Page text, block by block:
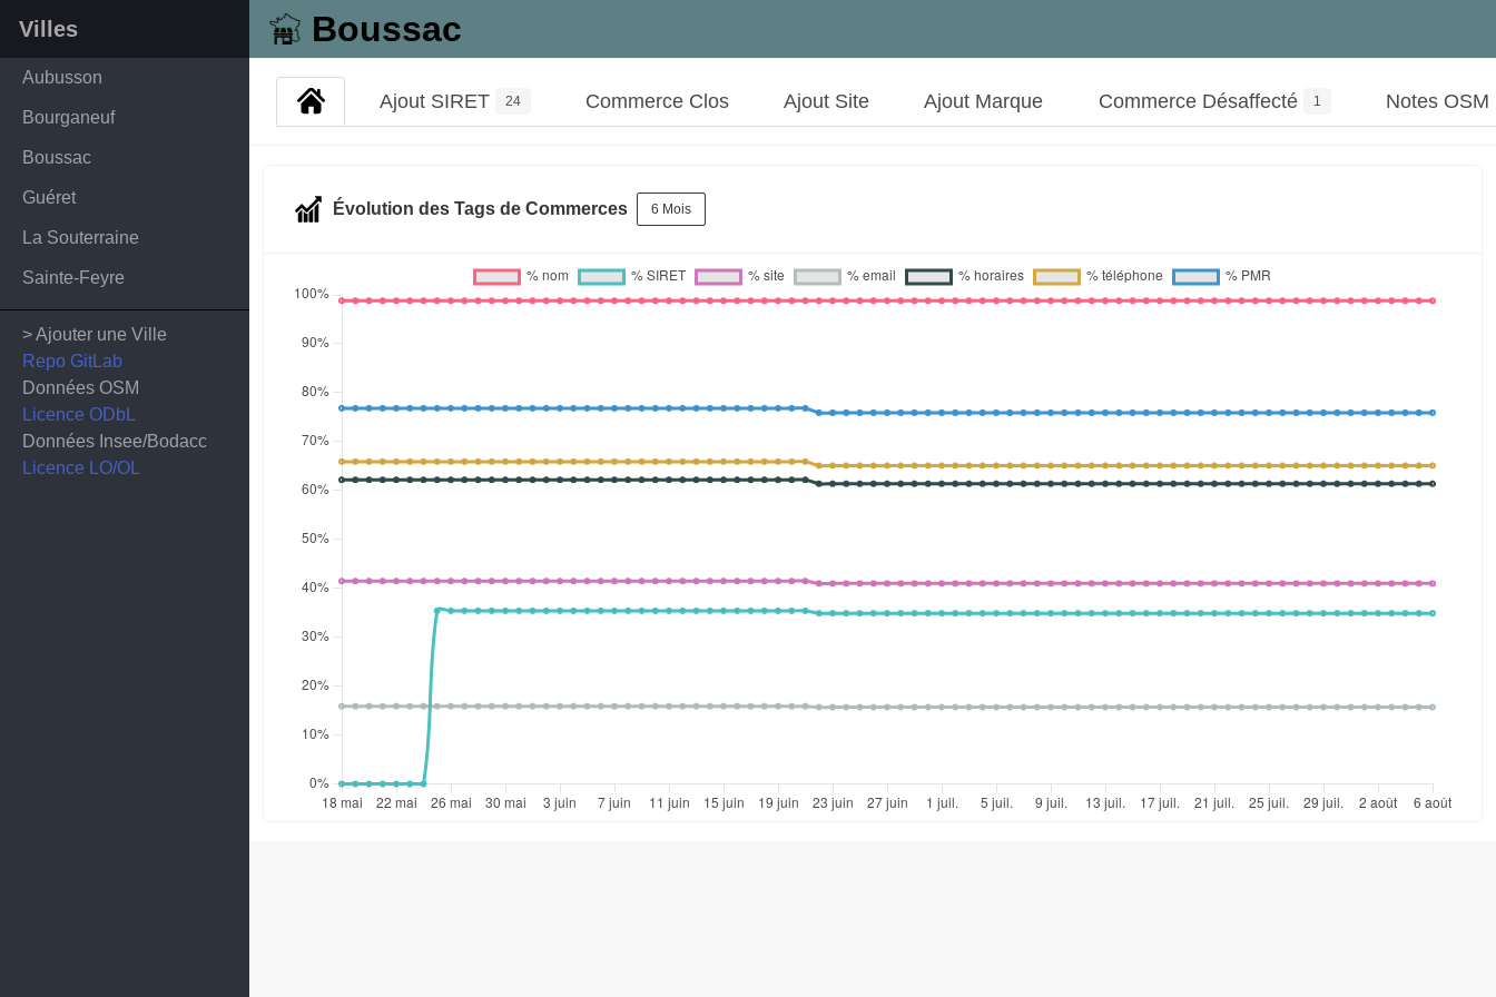
Boussac
Villes
Aubusson
Bourganeuf
Boussac
Guéret
La Souterraine
Sainte-Feyre
> Ajouter une Ville
Repo GitLab
Données OSM
Licence ODbL
Données Insee/Bodacc
Licence LO/OL
Ajout SIRET 24 Commerce Clos Ajout Site Ajout Marque Commerce Désaffecté 1 Notes OSM
Évolution des Tags de Commerces 6 Mois